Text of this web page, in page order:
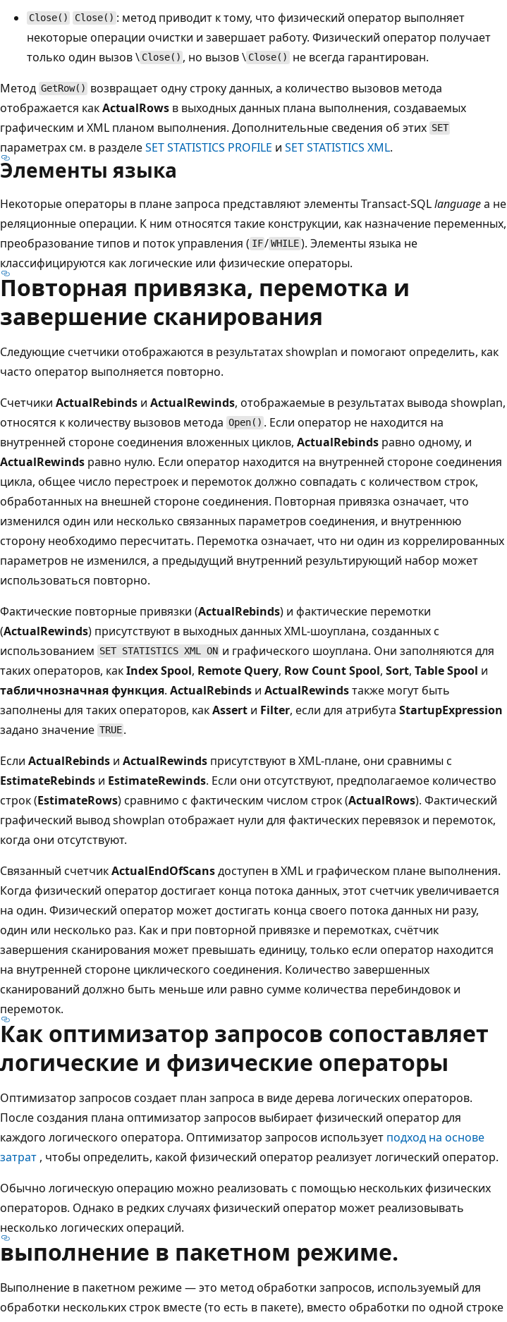
Close() Close() : метод приводит к тому, что физический оператор выполняет
некоторые операции очистки и завершает работу. Физический оператор получает
только один вызов \ Close() , но вызов \ Close()
не всегда гарантирован.
Метод GetRow() возвращает одну строку данных, а количество вызовов метода
отображается какActualRows в выходных данных плана выполнения, создаваемых
графическим и XML планом выполнения. Дополнительные сведения об этих SET
параметрах см. в разделеSET STATISTICS PROFILE и SET STATISTICS XML.
Элементы языка
Некоторые операторы в плане запроса представляют элементы Transact-SQLlanguageа не
реляционные операции. К ним относятся такие конструкции, как назначение переменных,
преобразование типов и поток управления ( IF/WHILE). Элементы языка не
классифицируются как логические или физические операторы.
Повторная привязка, перемотка и
завершение сканирования
Следующие счетчики отображаются в результатах showplan и помогают определить, как
часто оператор выполняется повторно.
Счетчики ActualRebinds и ActualRewinds, отображаемые в результатах вывода showplan,
относятся к количеству вызовов метода Open() . Если оператор не находится на
внутренней стороне соединения вложенных циклов, ActualRebinds равно одному, и
ActualRewinds равно нулю. Если оператор находится на внутренней стороне соединения
цикла, общее число перестроек и перемоток должно совпадать с количеством строк,
обработанных на внешней стороне соединения. Повторная привязка означает, что
изменился один или несколько связанных параметров соединения, и внутреннюю
сторону необходимо пересчитать. Перемотка означает, что ни один из коррелированных
параметров не изменился, а предыдущий внутренний результирующий набор может
использоваться повторно.
Фактические повторные привязки (ActualRebinds) и фактические перемотки
(ActualRewinds) присутствуют в выходных данных XML-шоуплана, созданных с
использованием SET STATISTICS XML ON и графического шоуплана. Они заполняются для
таких операторов, какIndex Spool, Remote Query, Row Count Spool, Sort, Table Spool и
табличнозначная функция. ActualRebinds и ActualRewindsтакже могут быть
заполнены для таких операторов, какAssert и Filter, если для атрибута StartupExpression
задано значение TRUE .
Если ActualRebinds и ActualRewinds присутствуют в XML-плане, они сравнимы с
EstimateRebinds и EstimateRewinds. Если они отсутствуют, предполагаемое количество
строк (EstimateRows) сравнимо с фактическим числом строк (ActualRows). Фактический
графический вывод showplan отображает нули для фактических перевязок и перемоток,
когда они отсутствуют.
Связанный счетчикActualEndOfScansдоступен в XML и графическом плане выполнения.
Когда физический оператор достигает конца потока данных, этот счетчик увеличивается
на один. Физический оператор может достигать конца своего потока данных ни разу,
один или несколько раз. Как и при повторной привязке и перемотках, счётчик
завершения сканирования может превышать единицу, только если оператор находится
на внутренней стороне циклического соединения. Количество завершенных
сканирований должно быть меньше или равно сумме количества перебиндовок и
перемоток.
Как оптимизатор запросов сопоставляет
логические и физические операторы
Оптимизатор запросов создает план запроса в виде дерева логических операторов.
После создания плана оптимизатор запросов выбирает физический оператор для
каждого логического оператора. Оптимизатор запросов использует подход на основе
затрат , чтобы определить, какой физический оператор реализует логический оператор.
Обычно логическую операцию можно реализовать с помощью нескольких физических
операторов. Однако в редких случаях физический оператор может реализовывать
несколько логических операций.
выполнение в пакетном режиме.
Выполнение в пакетном режиме — это метод обработки запросов, используемый для
обработки нескольких строк вместе (то есть в пакете), вместо обработки по одной строке